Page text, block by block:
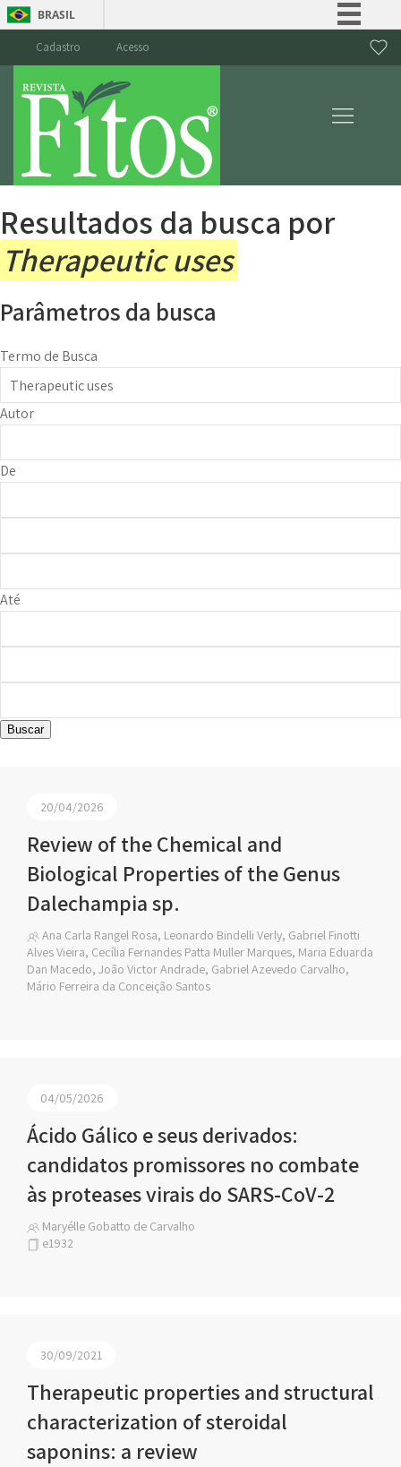
BRASIL
Canais
Cadastro Acesso
Resultados da busca por
Therapeutic uses
Parâmetros da busca
Termo de Busca
Autor
De
Até
Buscar
20/04/2026
Review of the Chemical and
Biological Properties of the Genus
Dalechampia sp.
Ana Carla Rangel Rosa, Leonardo Bindelli Verly, Gabriel Finotti
Alves Vieira, Cecília Fernandes Patta Muller Marques, Maria Eduarda
Dan Macedo, João Victor Andrade, Gabriel Azevedo Carvalho,
Mário Ferreira da Conceição Santos
04/05/2026
Ácido Gálico e seus derivados:
candidatos promissores no combate
às proteases virais do SARS-CoV-2
Maryélle Gobatto de Carvalho
e1932
30/09/2021
Therapeutic properties and structural
characterization of steroidal
saponins: a review